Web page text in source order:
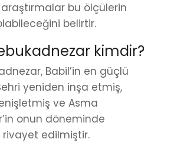
bu ölçülerin
belirtir.
kimdir?
Babil’in en güçlü
yeniden inşa etmiş,
ve Asma
onun döneminde
rivayet edilmiştir.